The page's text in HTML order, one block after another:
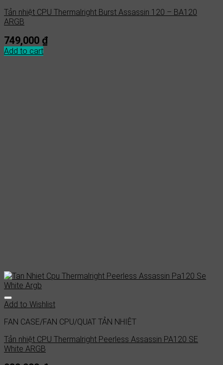
Tản nhiệt CPU Thermalright Burst Assassin 120 – BA120
ARGB
749,000 ₫
Add to cart
Add to Wishlist
FAN CASE/FAN CPU/QUẠT TẢN NHIỆT
Tản nhiệt CPU Thermalright Peerless Assassin PA120 SE
White ARGB